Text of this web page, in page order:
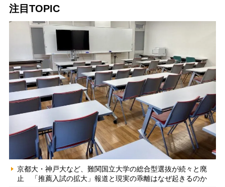
注目TOPIC
京都大・神戸大など、難関国立大学の総合型選抜が続々と廃
止 「推薦入試の拡大」報道と現実の乖離はなぜ起きるのか